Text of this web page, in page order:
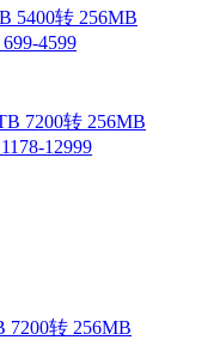
5400转 256MB
699-4599
7200转 256MB
12999
7200转 256MB